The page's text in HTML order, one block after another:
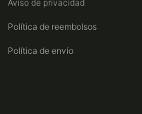
Aviso de privacidad
Política de reembolsos
Política de envío